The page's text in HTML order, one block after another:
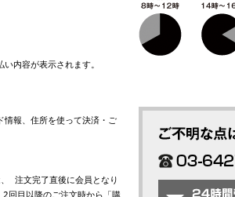
内容が表示されます。
情報、住所を使って決済・ご
注文完了直後に会員となり